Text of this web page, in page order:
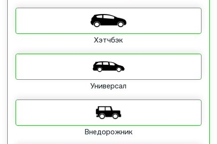
Хэтчбэк
Универсал
Внедорожник